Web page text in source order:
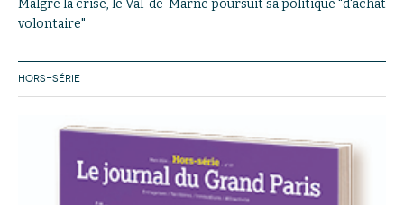
Malgré la crise, le Val-de-Marne poursuit sa politique "d'achat
volontaire"
HORS-SÉRIE